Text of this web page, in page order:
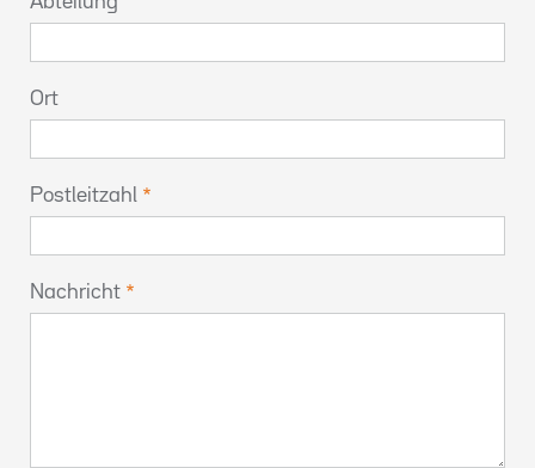
Ort
Postleitzahl
Nachricht